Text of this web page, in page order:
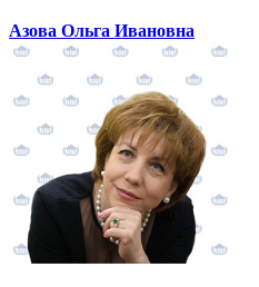
Азова Ольга Ивановна